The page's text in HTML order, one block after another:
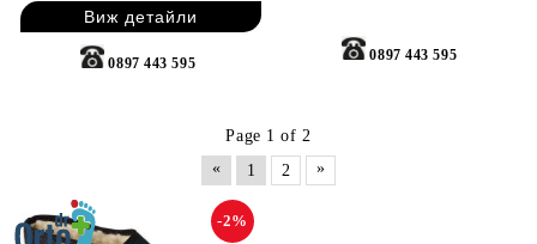
Виж детайли
0897 443 595
0897 443 595
Page 1 of 2
«
1 2 »
-2%